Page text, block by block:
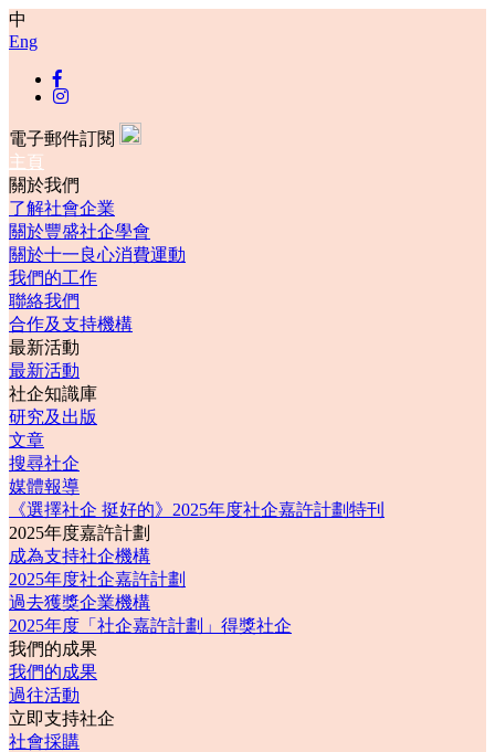
中
Eng
電子郵件訂閱
主頁
關於我們
了解社會企業
關於豐盛社企學會
關於十一良心消費運動
我們的工作
聯絡我們
合作及支持機構
最新活動
最新活動
社企知識庫
研究及出版
文章
搜尋社企
媒體報導
《選擇社企 挺好的》2025年度社企嘉許計劃特刊
2025年度嘉許計劃
成為支持社企機構
2025年度社企嘉許計劃
過去獲獎企業機構
2025年度「社企嘉許計劃」得獎社企
我們的成果
我們的成果
過往活動
立即支持社企
社會採購